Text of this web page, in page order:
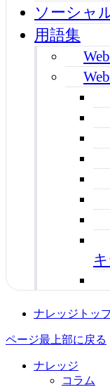
ソーシャ
用語集
ナレッジトッ
ページ最上部に戻る
ナレッジ
コラム